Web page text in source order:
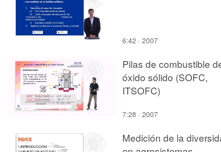
6:42 · 2007
Pilas de combustible
óxido sólido (SOFC,
ITSOFC)
7:28 · 2007
Medición de la